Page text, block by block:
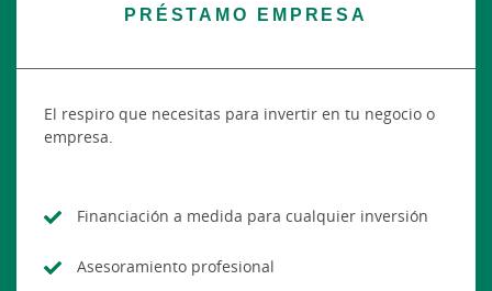
PRÉSTAMO EMPRESA
El respiro que necesitas para invertir en tu negocio o
empresa.
Financiación a medida para cualquier inversión
Asesoramiento profesional